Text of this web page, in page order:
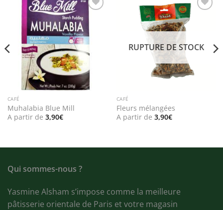
Add to
wishlist
CAFÉ
Muhalabia Blue Mill
A partir de 3,90€
RUPTURE DE STOCK
CAFÉ
Fleurs mélangées
A partir de 3,90€
Qui sommes-nous ?
Yasmine Alsham s’impose comme la meilleure
pâtisserie orientale de Paris et votre magasin